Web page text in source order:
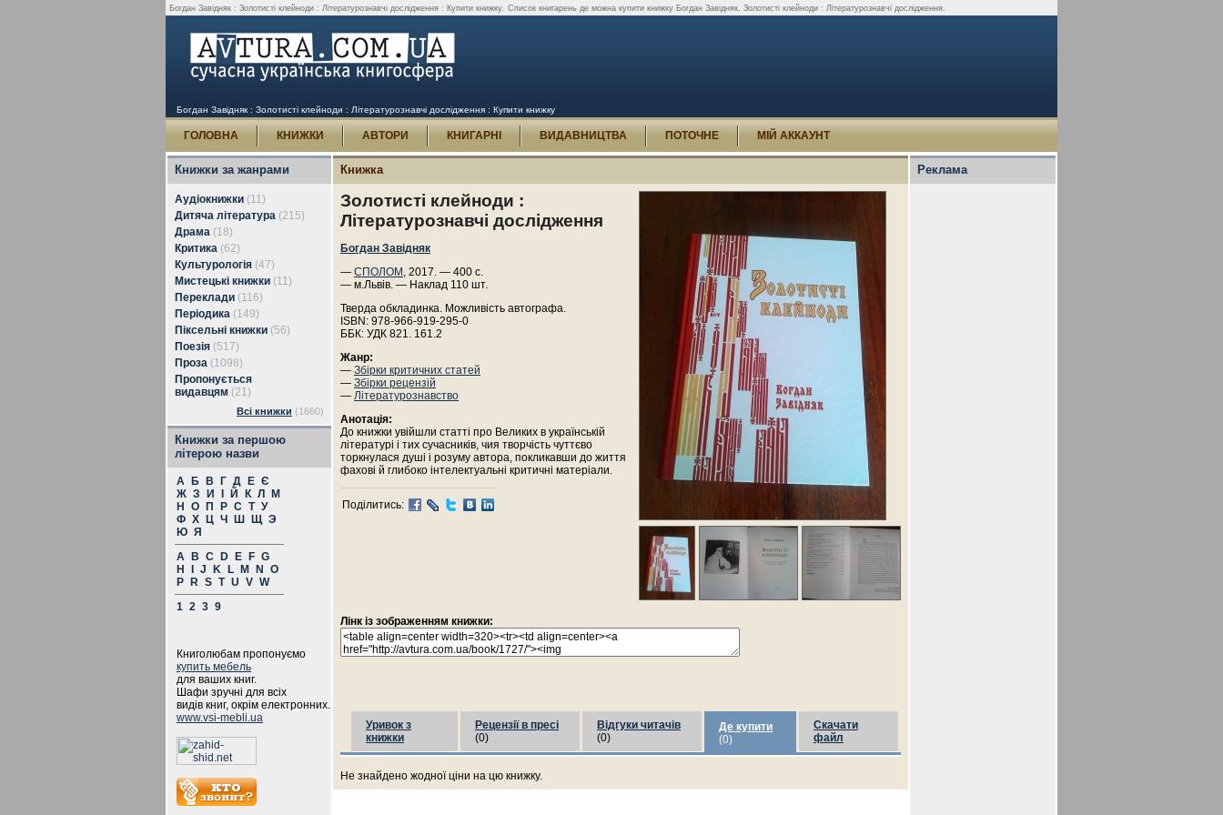
Богдан Завідняк : Золотисті клейноди : Літературознавчі дослідження : Купити книжку. Список книгарень де можна купити книжку Богдан Завідняк. Золотисті клейноди : Літературознавчі дослідження.
Богдан Завідняк : Золотисті клейноди : Літературознавчі дослідження : Купити книжку
ГОЛОВНА КНИЖКИ АВТОРИ КНИГАРНІ ВИДАВНИЦТВА ПОТОЧНЕ МІЙ АККАУНТ
Книжки за жанрами
Аудіокнижки (11)
Дитяча література (215)
Драма (18)
Критика (62)
Культурологія (47)
Мистецькі книжки (11)
Переклади (116)
Періодика (149)
Піксельні книжки (56)
Поезія (517)
Проза (1098)
Пропонується
видавцям (21)
Всі книжки (1660)
Книжки за першою
літерою назви
А Б В Г Д Е Є
Ж З И Й К Л
М
Н
О П Р С Т У
Ф Х Ц Ч Ш Щ Э
Ю Я
A
B C D E F G
H
J K L M N
O
P
R S T U V W
1 2 3 9
Книголюбам пропонуємо
купить мебель
для ваших книг.
Шафи зручні для всіх
видів книг, окрім електронних.
www.vsi-mebli.ua
Книжка
Золотисті клейноди :
Літературознавчі дослідження
Богдан Завідняк
— СПОЛОМ , 2017. — 400 с.
— м.Львів. — Наклад 110 шт.
Тверда обкладинка. Можливість автографа.
ISBN: 978-966-919-295-0
ББК: УДК 821. 161.2
Жанр:
— Збірки критичних статей
— Збірки рецензій
— Літературознавство
Анотація:
До книжки увійшли статті про Великих в українській
літературі і тих сучасників, чия творчість чуттєво
торкнулася душі і розуму автора, покликавши до життя
фахові й глибоко інтелектуальні критичні матеріали.
Поділитись:
Лінк із зображенням книжки:
Уривок з
книжки
Рецензії в пресі
(0)
Відгуки читачів
(0)
Де купити
(0)
Скачати
файл
Не знайдено жодної ціни на цю книжку.
Реклама